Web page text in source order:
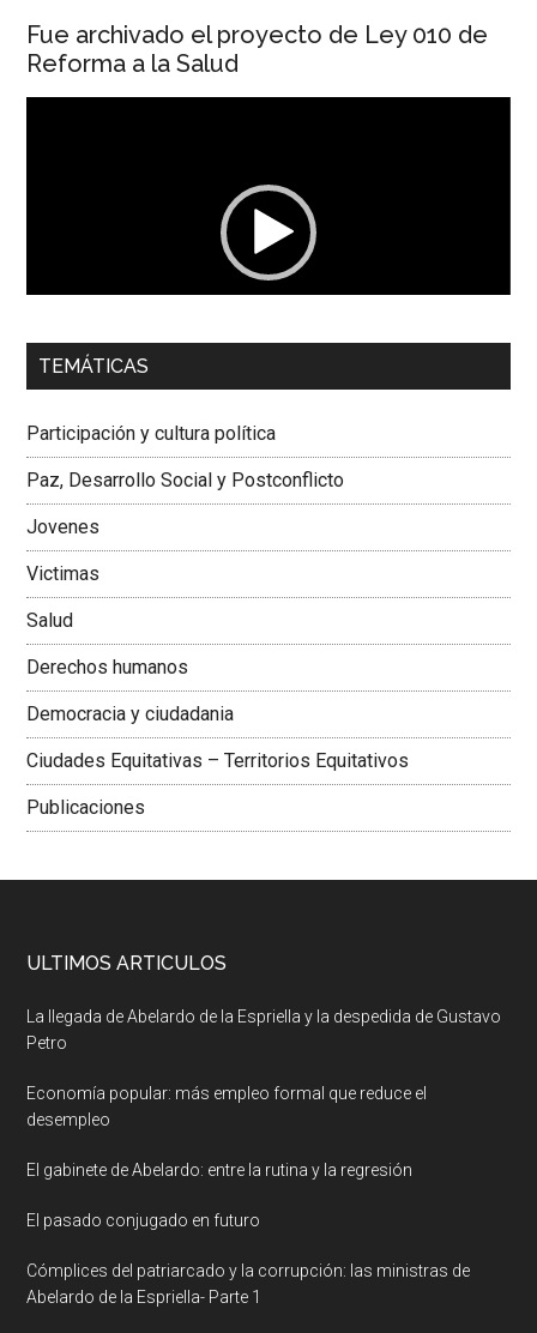
Fue archivado el proyecto de Ley 010 de
Reforma a la Salud
00:00 01:04
Dra. Carolina Corcho Mejía,Presidenta Corporación
Colombiana
TEMÁTICAS
Participación y cultura política
Paz, Desarrollo Social y Postconflicto
Jovenes
Victimas
Salud
Derechos humanos
Democracia y ciudadania
Ciudades Equitativas – Territorios Equitativos
Publicaciones
ULTIMOS ARTICULOS
La llegada de Abelardo de la Espriella y la despedida de Gustavo
Petro
Economía popular: más empleo formal que reduce el
desempleo
El gabinete de Abelardo: entre la rutina y la regresión
El pasado conjugado en futuro
Cómplices del patriarcado y la corrupción: las ministras de
Abelardo de la Espriella- Parte 1